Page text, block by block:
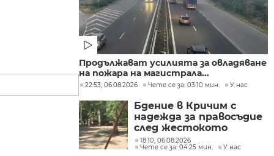
Продължават усилията за овладяване
на пожара на магистрала...
22:53, 06.08.2026 Чете се за: 03:10 мин. У нас
Бдение в Кричим с
надежда за правосъдие
след жестокото
убийство на млад мъж
в Пловдив от
18:10, 06.08.2026
Чете се за: 04:25 мин.
У нас